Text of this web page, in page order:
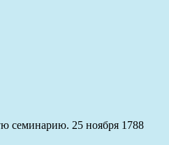
семинарию. 25 ноября 1788